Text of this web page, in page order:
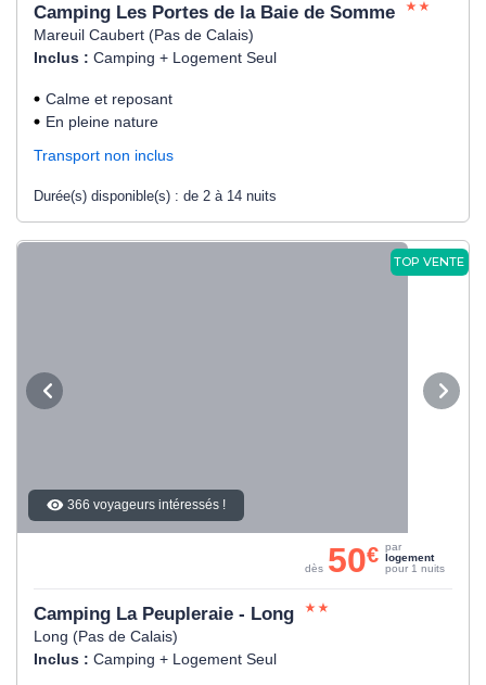
Camping Les Portes de la Baie de Somme
Mareuil Caubert (Pas de Calais)
Inclus : Camping + Logement Seul
Calme et reposant
En pleine nature
Transport non inclus
Durée(s) disponible(s) : de 2 à 14 nuits
TOP VENTE
366 voyageurs intéressés !
Camping La Peupleraie - Long
Long (Pas de Calais)
Inclus : Camping + Logement Seul
dès 50€ par
logement
pour 1 nuits